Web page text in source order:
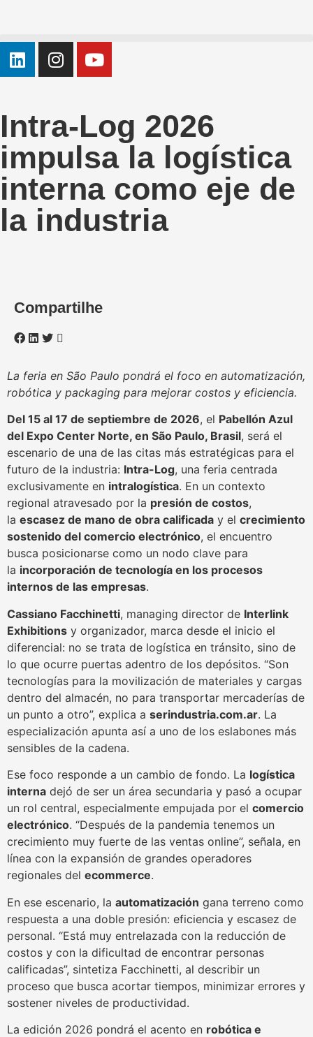
Intra-Log 2026
impulsa la logística
interna como eje de
la industria
Compartilhe
La feria en São Paulo pondrá el foco en automatización,
robótica y packaging para mejorar costos y eficiencia.
Del 15 al 17 de septiembre de 2026, el Pabellón Azul
del Expo Center Norte, en São Paulo, Brasil, será el
escenario de una de las citas más estratégicas para el
futuro de la industria: Intra-Log, una feria centrada
exclusivamente en intralogística. En un contexto
regional atravesado por la presión de costos,
la escasez de mano de obra calificada y el crecimiento
sostenido del comercio electrónico, el encuentro
busca posicionarse como un nodo clave para
la incorporación de tecnología en los procesos
internos de las empresas.
Cassiano Facchinetti, managing director de Interlink
Exhibitions y organizador, marca desde el inicio el
diferencial: no se trata de logística en tránsito, sino de
lo que ocurre puertas adentro de los depósitos. “Son
tecnologías para la movilización de materiales y cargas
dentro del almacén, no para transportar mercaderías de
un punto a otro”, explica a serindustria.com.ar. La
especialización apunta así a uno de los eslabones más
sensibles de la cadena.
Ese foco responde a un cambio de fondo. La logística
interna dejó de ser un área secundaria y pasó a ocupar
un rol central, especialmente empujada por el comercio
electrónico. “Después de la pandemia tenemos un
crecimiento muy fuerte de las ventas online”, señala, en
línea con la expansión de grandes operadores
regionales del ecommerce.
En ese escenario, la automatización gana terreno como
respuesta a una doble presión: eficiencia y escasez de
personal. “Está muy entrelazada con la reducción de
costos y con la dificultad de encontrar personas
calificadas”, sintetiza Facchinetti, al describir un
proceso que busca acortar tiempos, minimizar errores y
sostener niveles de productividad.
La edición 2026 pondrá el acento en robótica e